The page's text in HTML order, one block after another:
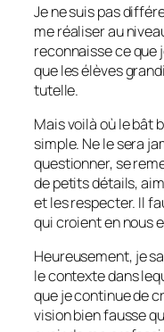
Je ne suis pas
me réaliser au
reconnaisse ce que
que les élèves
tutelle.
Mais voilà où le bât
simple. Ne le sera
questionner, se
de petits détails,
et les respecter. Il
qui croient en nous
Heureusement, je
le contexte dans
que je continue de
vision bien fausse